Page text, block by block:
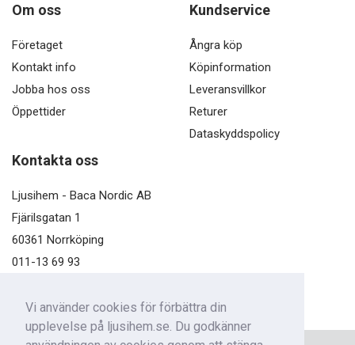
Vi använder cookies för förbättra din
upplevelse på ljusihem.se. Du godkänner
Om oss
Företaget
Kontakt info
Jobba hos oss
Öppettider
Kundservice
Ångra köp
Köpinformation
Leveransvillkor
Returer
Dataskyddspolicy
Kontakta oss
Ljusihem - Baca Nordic AB
Fjärilsgatan 1
60361 Norrköping
011-13 69 93